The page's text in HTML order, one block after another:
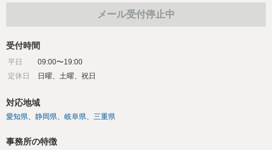
メール受付停止中
受付時間
平日
09:00〜19:00
定休日
日曜、土曜、祝日
対応地域
愛知県 静岡県 岐阜県 三重県
事務所の特徴